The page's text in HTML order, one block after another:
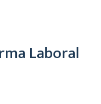
Laboral